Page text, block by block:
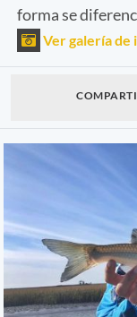
forma se
Ver galería de